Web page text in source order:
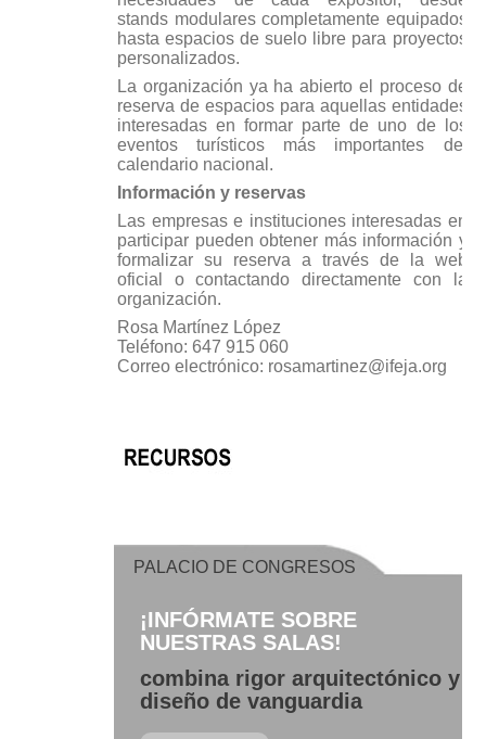
stands modulares completamente equipados
hasta espacios de suelo libre para proyectos
personalizados.
La organización ya ha abierto el proceso de
reserva de espacios para aquellas entidades
interesadas en formar parte de uno de los
eventos turísticos más importantes del
calendario nacional.
Información y reservas
Las empresas e instituciones interesadas en
participar pueden obtener más información y
formalizar su reserva a través de la web
oficial o contactando directamente con la
organización.
Rosa Martínez López
Teléfono: 647 915 060
Correo electrónico: rosamartinez@ifeja.org
PALACIO DE CONGRESOS
¡INFÓRMATE SOBRE
NUESTRAS SALAS!
combina rigor arquitectónico y
diseño de vanguardia